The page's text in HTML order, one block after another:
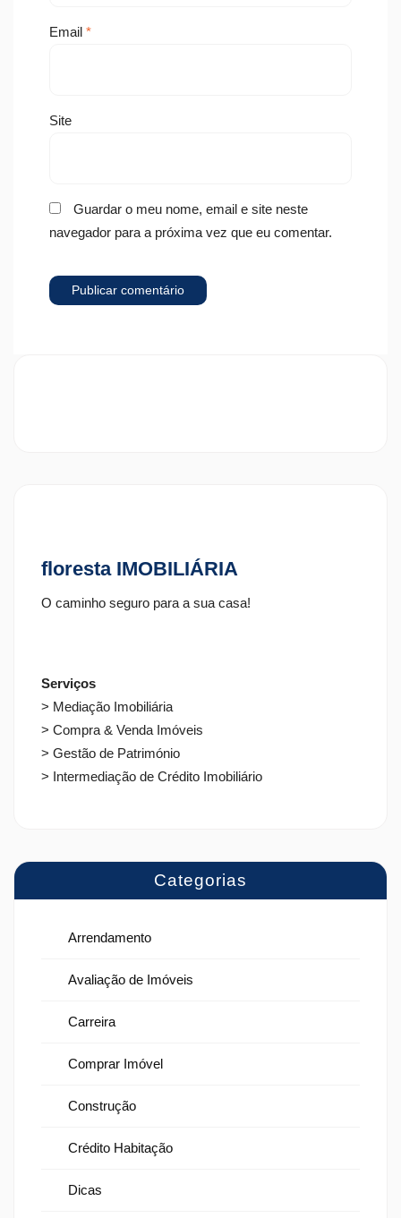
Email *
Site
Guardar o meu nome, email e site neste
navegador para a próxima vez que eu comentar.
floresta IMOBILIÁRIA
O caminho seguro para a sua casa!
Serviços
> Mediação Imobiliária
> Compra & Venda Imóveis
> Gestão de Património
> Intermediação de Crédito Imobiliário
Categorias
Arrendamento
Avaliação de Imóveis
Carreira
Comprar Imóvel
Construção
Crédito Habitação
Dicas